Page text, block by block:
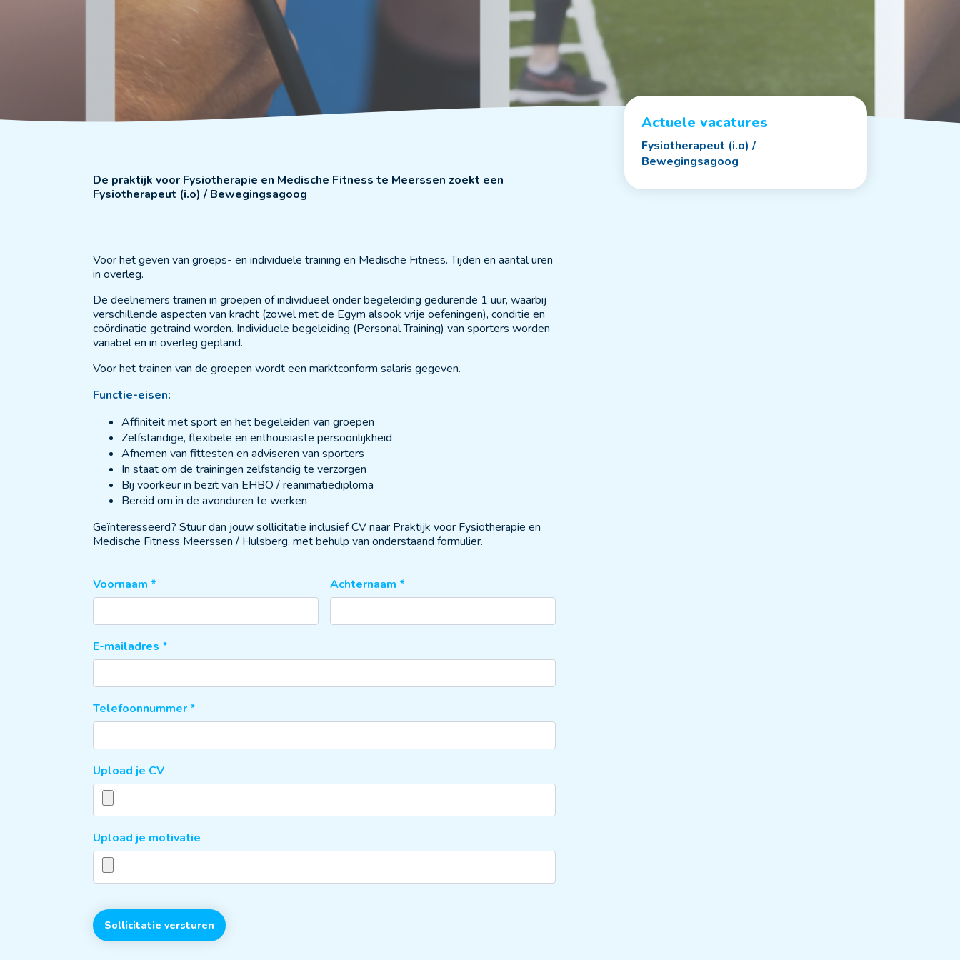
De praktijk voor Fysiotherapie en Medische Fitness te Meerssen zoekt een
Fysiotherapeut (i.o) / Bewegingsagoog
Voor het geven van groeps- en individuele training en Medische Fitness. Tijden en aantal uren
in overleg.
De deelnemers trainen in groepen of individueel onder begeleiding gedurende 1 uur, waarbij
verschillende aspecten van kracht (zowel met de Egym alsook vrije oefeningen), conditie en
coördinatie getraind worden. Individuele begeleiding (Personal Training) van sporters worden
variabel en in overleg gepland.
Voor het trainen van de groepen wordt een marktconform salaris gegeven.
Functie-eisen:
Affiniteit met sport en het begeleiden van groepen
Zelfstandige, flexibele en enthousiaste persoonlijkheid
Afnemen van fittesten en adviseren van sporters
In staat om de trainingen zelfstandig te verzorgen
Bij voorkeur in bezit van EHBO / reanimatiediploma
Bereid om in de avonduren te werken
Geïnteresseerd? Stuur dan jouw sollicitatie inclusief CV naar Praktijk voor Fysiotherapie en
Medische Fitness Meerssen / Hulsberg, met behulp van onderstaand formulier.
Naam
Voornaam * Achternaam *
E-mailadres *
Telefoonnummer *
Upload je CV
Upload je motivatie
Sollicitatie versturen
Actuele vacatures
Fysiotherapeut (i.o) /
Bewegingsagoog